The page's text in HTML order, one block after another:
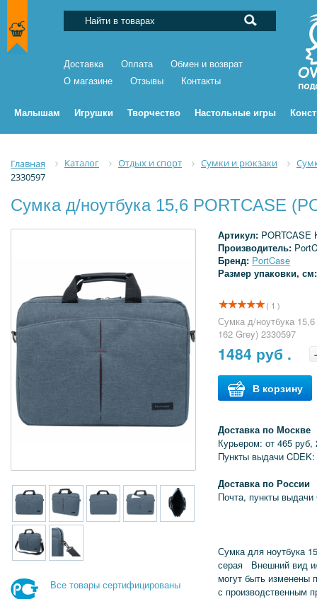
Доставка Оплата
Обмен и возврат
О магазине
Отзывы Контакты
Малышам Игрушки Творчество Настольные игры
Главная Каталог Отдых и спорт Сумки и рюкзаки
2330597
Сумка д/ноутбука 15,6 PORTCASE
Все товары сертифицированы
Артикул: PORTCASE
Производитель:
Бренд: PortCase
Размер упаковки,
( 1 )
Сумка д/ноутбука
162 Grey) 2330597
1484 руб .
В корзину
Доставка по Москве
Курьером: от 465 руб,
Пункты выдачи
Доставка по России
Почта, пункты выдачи
Сумка для ноутбука
серая Внешний вид и/
могут быть изменены
с производственным